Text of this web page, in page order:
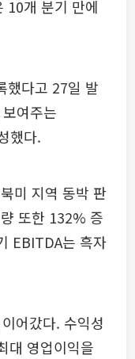
10개 분기 만에
했다고 27일 발
여주는
했다.
미 지역 동박 판
또한 132% 증
EBITDA는 흑자
어갔다. 수익성
대 영업이익을